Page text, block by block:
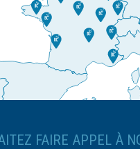
FAIRE APPEL À